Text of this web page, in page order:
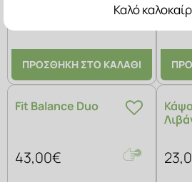
Ηπατική Προστασία!
ΠΡΟΣΘΗΚΗ ΣΤΟ ΚΑΛΑΘΙ
Fit Balance Duo
43,00€
Καλό